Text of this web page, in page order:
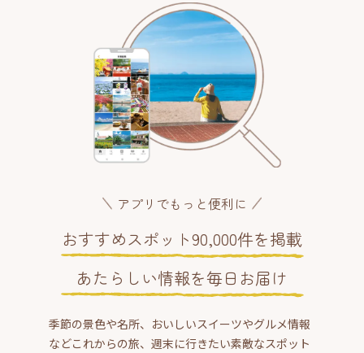
アプリでもっと便利に
おすすめスポット90,000件を掲載
あたらしい情報を毎日お届け
季節の景色や名所、おいしいスイーツやグルメ情報
などこれからの旅、週末に行きたい素敵なスポット